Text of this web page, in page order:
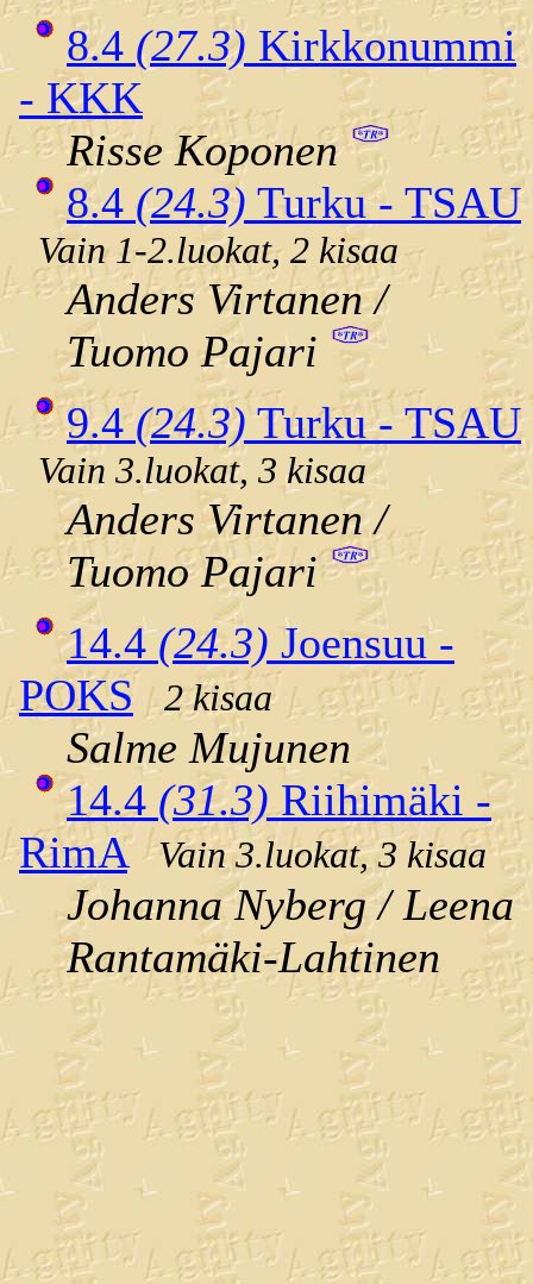
8.4 (27.3) Kirkkonummi
- KKK
Risse Koponen
8.4 (24.3) Turku - TSAU
Vain 1-2.luokat, 2 kisaa
Anders Virtanen /
Tuomo Pajari
9.4(24.3) Turku - TSAU
Vain 3.luokat, 3 kisaa
Anders Virtanen /
Tuomo Pajari
14.4(24.3) Joensuu -
POKS 2 kisaa
Salme Mujunen
14.4 (31.3)Riihimäki -
RimA Vain 3.luokat, 3 kisaa
Johanna Nyberg / Leena
Rantamäki-Lahtinen